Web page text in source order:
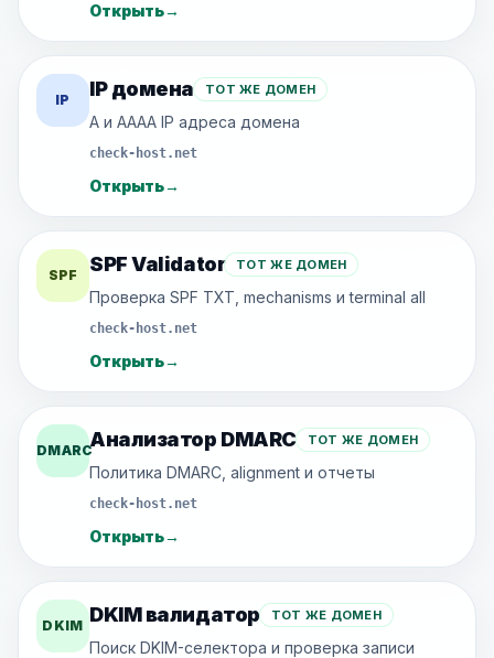
Открыть→
IP IP домена ТОТ ЖЕ ДОМЕН
A и AAAA IP адреса домена
check-host.net
Открыть→
SPF SPF Validator ТОТ ЖЕ ДОМЕН
Проверка SPF TXT, mechanisms и terminal all
check-host.net
Открыть→
DMARCАнализатор DMARC ТОТ ЖЕ ДОМЕН
Политика DMARC, alignment и отчеты
check-host.net
Открыть→
DKIM DKIM валидатор ТОТ ЖЕ ДОМЕН
Поиск DKIM-селектора и проверка записи